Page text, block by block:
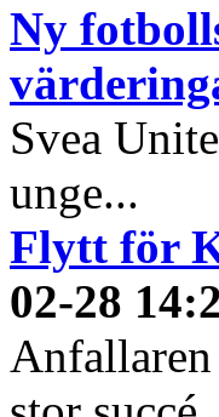
Ny
Svea
unge...
Flytt för
02-28